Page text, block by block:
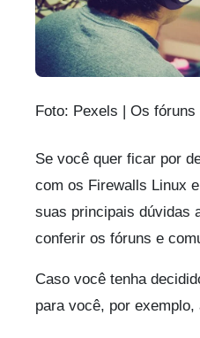
Foto: Pexels | Os
Se você quer ficar por
com os Firewalls Linux
suas principais dúvidas
conferir os fóruns e
Caso você tenha
para você, por